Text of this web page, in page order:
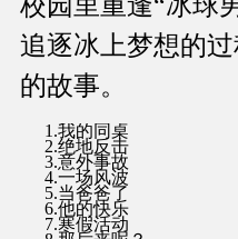
追逐冰上梦想的
的故事。
1.我的同桌
2.绝地反击
3.意外事故
4.一场风波
5.当爸爸了
6.他的快乐
7.寒假活动